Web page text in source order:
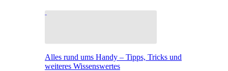
Alles rund ums Handy – Tipps, Tricks und
weiteres Wissenswertes